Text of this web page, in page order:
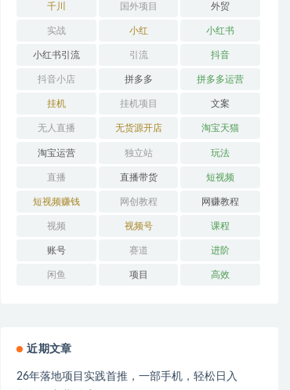
千川 国外项目 外贸
实战 小红 小红书
小红书引流 引流 抖音
抖音小店 拼多多 拼多多运营
挂机 挂机项目 文案
无人直播 无货源开店 淘宝天猫
淘宝运营 独立站 玩法
直播 直播带货 短视频
短视频赚钱 网创教程 网赚教程
视频 视频号 课程
账号 赛道 进阶
闲鱼 项目 高效
近期文章
26年落地项目实践首推，一部手机，轻松日入